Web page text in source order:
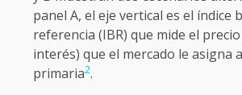
panel A, el eje vertical es el índice
referencia (IBR) que mide el
interés) que el mercado le asigna
primaria2.